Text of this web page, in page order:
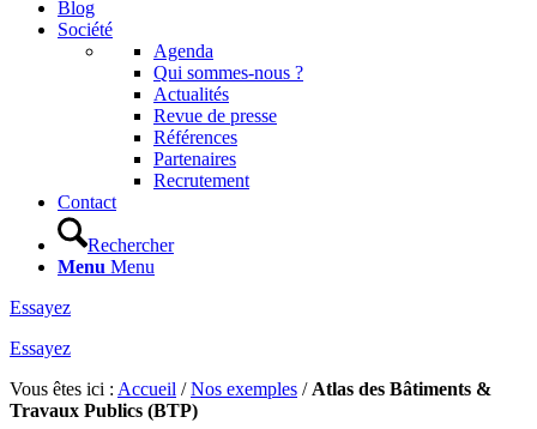
Blog
Société
Agenda
Qui sommes-nous ?
Actualités
Revue de presse
Références
Partenaires
Recrutement
Contact
Rechercher
Menu Menu
Essayez
Essayez
Vous êtes ici : Accueil /Nos exemples / Atlas des Bâtiments &
Travaux Publics (BTP)